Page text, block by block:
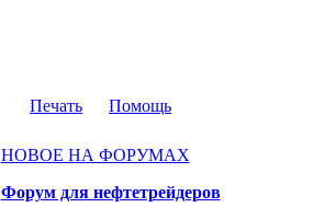
Печать Помощь
НОВОЕ НА ФОРУМАХ
Форум для нефтетрейдеров